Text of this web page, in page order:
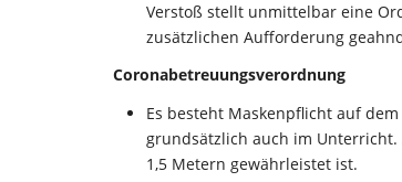
Verstoß stellt unmittelbar eine
zusätzlichen Aufforderung
Coronabetreuungsverordnung
Es besteht Maskenpflicht auf
grundsätzlich auch im
1,5 Metern gewährleistet ist.